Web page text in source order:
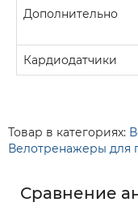
Дополнительно
Кардиодатчики
Товар в категориях:
Велотренажеры для
Сравнение